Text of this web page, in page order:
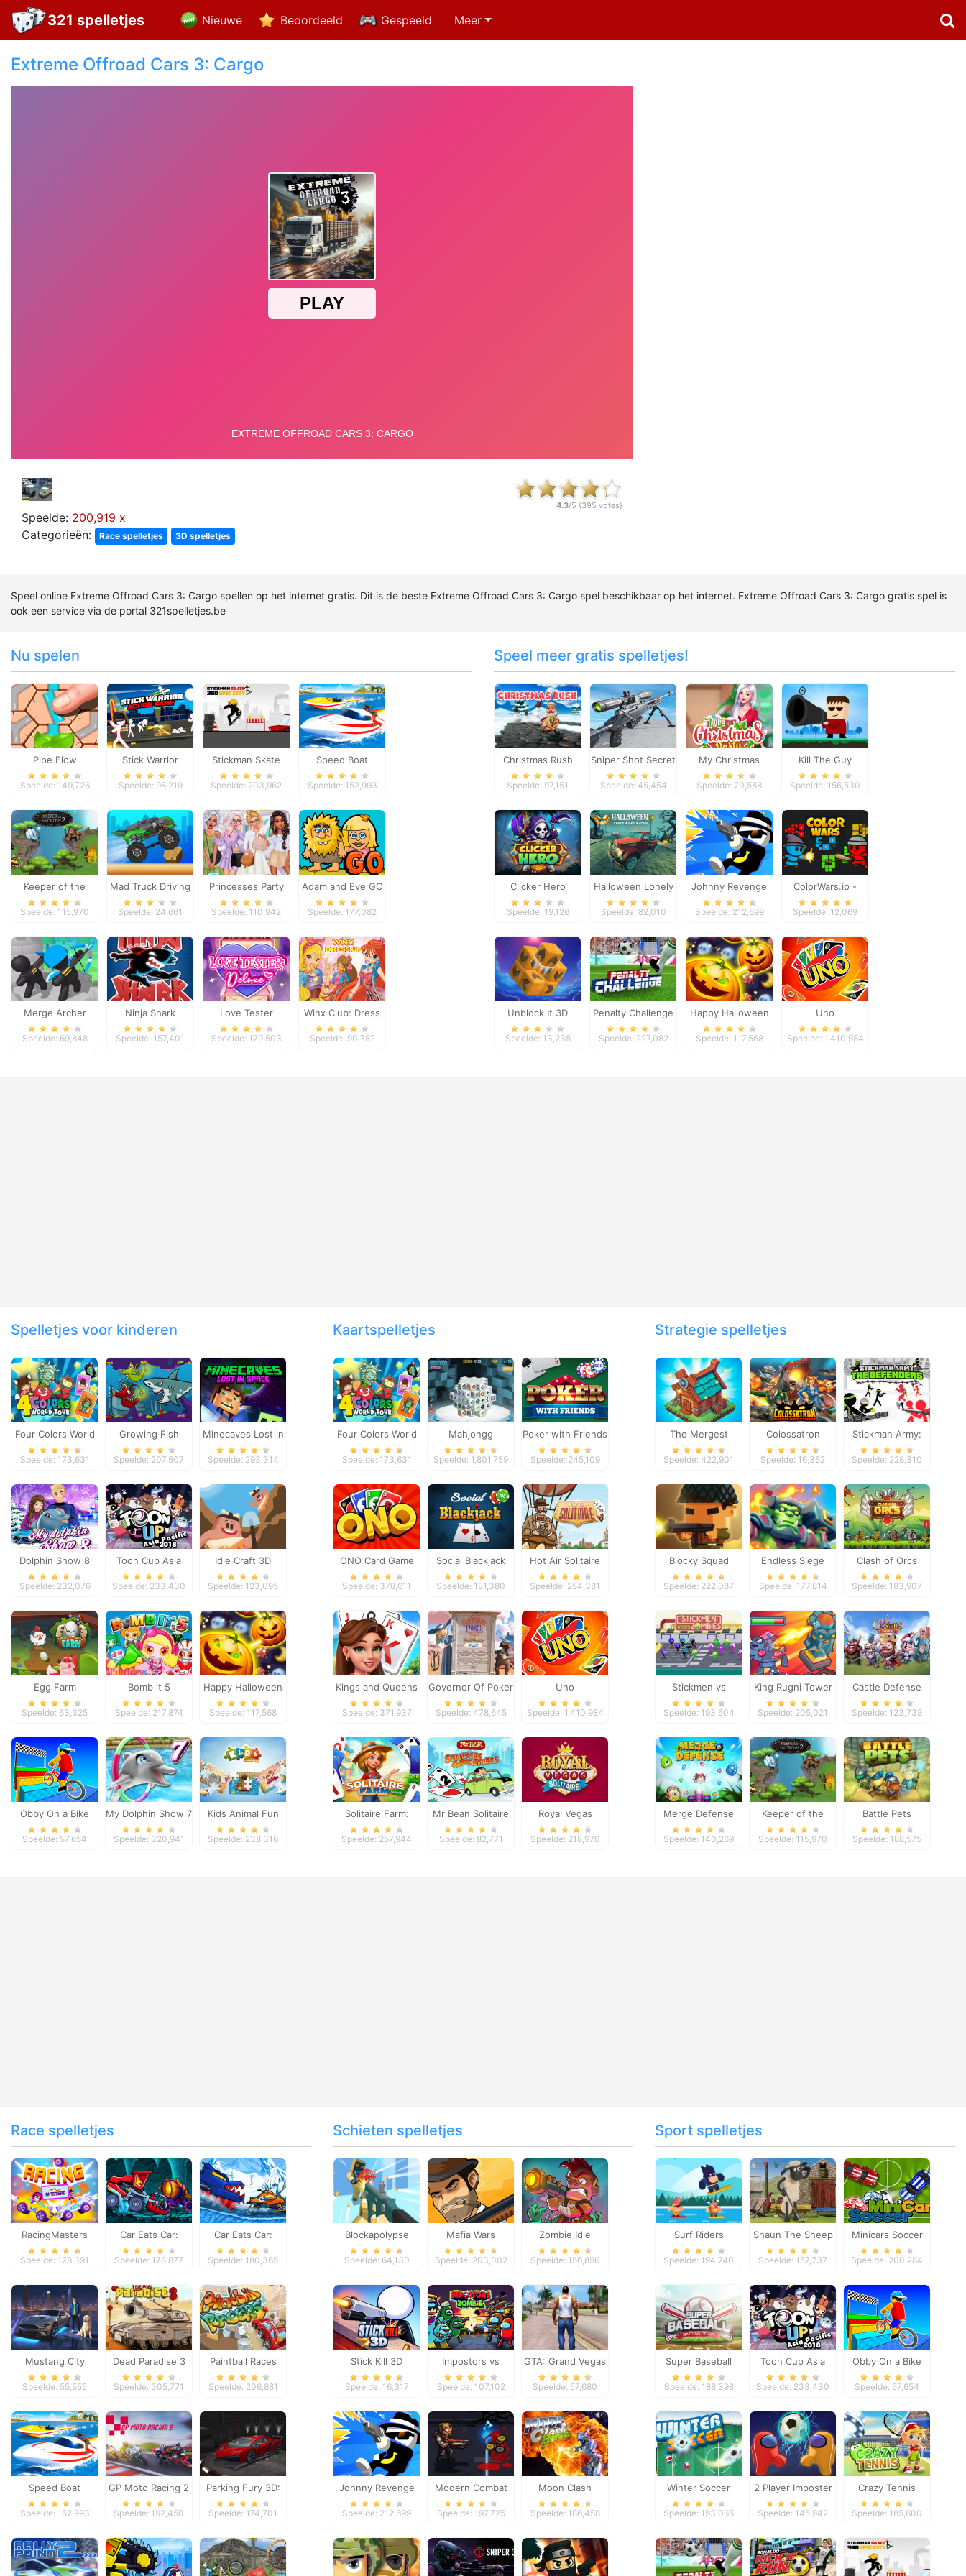
321 spelletjes Nieuwe Beoordeeld Gespeeld Meer
Extreme Offroad Cars 3: Cargo
Speelde: 200,919 x
Categorieën:
Race spelletjes 3D spelletjes
4.3/5 (395 votes)
Speel online Extreme Offroad Cars 3: Cargo spellen op het internet gratis. Dit is de beste Extreme Offroad Cars 3: Cargo spel beschikbaar op het internet. Extreme Offroad Cars 3: Cargo gratis spel is
ook een service via de portal 321spelletjes.be
Nu spelen
Pipe Flow
Speelde: 149,726
Stick Warrior
Action Game
Speelde: 98,219
Stickman Skate
360 Epic City
Speelde: 203,962
Speed Boat
Extreme Racing
Speelde: 152,993
Keeper of the
Grove 2
Speelde: 115,970
Mad Truck Driving
Speelde: 24,661
Princesses Party
Crashers
Speelde: 110,942
Adam and Eve GO
Speelde: 177,082
Merge Archer
Defense
Speelde: 69,848
Ninja Shark
Speelde: 157,401
Love Tester
Deluxe
Speelde: 179,503
Winx Club: Dress
Up
Speelde: 90,782
Speel meer gratis spelletjes!
Christmas Rush
Speelde: 97,151
Sniper Shot Secret
Mission
Speelde: 45,454
My Christmas
Party Prep
Speelde: 70,588
Kill The Guy
Speelde: 156,530
Clicker Hero
Speelde: 19,126
Halloween Lonely
Road Racing
Speelde: 82,010
Johnny Revenge
Speelde: 212,699
ColorWars.io -
Conquest Game
Speelde: 12,069
Unblock It 3D
Speelde: 13,238
Penalty Challenge
Speelde: 227,082
Happy Halloween
Speelde: 117,568
Uno
Speelde: 1,410,984
Spelletjes voor kinderen
Four Colors World
Tour
Speelde: 173,631
Growing Fish
Speelde: 207,507
Minecaves Lost in
Space
Speelde: 293,314
Dolphin Show 8
Speelde: 232,076
Toon Cup Asia
Pacific 2018
Speelde: 233,430
Idle Craft 3D
Speelde: 123,095
Egg Farm
Speelde: 63,325
Bomb it 5
Speelde: 217,874
Happy Halloween
Speelde: 117,568
Obby On a Bike
Speelde: 57,654
My Dolphin Show 7
Speelde: 320,941
Kids Animal Fun
Speelde: 238,316
Kaartspelletjes
Four Colors World
Tour
Speelde: 173,631
Mahjongg
Dimensions
Speelde: 1,801,759
Poker with Friends
Speelde: 245,109
ONO Card Game
Speelde: 378,611
Social Blackjack
Speelde: 181,380
Hot Air Solitaire
Speelde: 254,381
Kings and Queens
Solitaire Tripeaks
Speelde: 371,937
Governor Of Poker
2
Speelde: 478,645
Uno
Speelde: 1,410,984
Solitaire Farm:
Seasons
Speelde: 257,944
Mr Bean Solitaire
Adventures
Speelde: 82,771
Royal Vegas
Solitaire
Speelde: 218,976
Strategie spelletjes
The Mergest
Kingdom
Speelde: 422,901
Colossatron
Speelde: 16,352
Stickman Army:
The Defenders
Speelde: 228,310
Blocky Squad
Speelde: 222,087
Endless Siege
Speelde: 177,814
Clash of Orcs
Speelde: 183,907
Stickmen vs
Zombies
Speelde: 193,604
King Rugni Tower
Defense
Speelde: 205,021
Castle Defense
Speelde: 123,738
Merge Defense
Speelde: 140,269
Keeper of the
Grove 2
Speelde: 115,970
Battle Pets
Speelde: 188,575
Race spelletjes
RacingMasters
Speelde: 178,391
Car Eats Car:
Dungeon
Adventure
Speelde: 178,877
Car Eats Car:
Winter Adventure
Speelde: 180,365
Mustang City
Driver
Speelde: 55,555
Dead Paradise 3
Speelde: 305,771
Paintball Races
Speelde: 206,881
Speed Boat
Extreme Racing
Speelde: 152,993
GP Moto Racing 2
Speelde: 192,450
Parking Fury 3D:
Night Thief
Speelde: 174,701
Schieten spelletjes
Blockapolypse
Zombie Shooter
Speelde: 64,130
Mafia Wars
Speelde: 203,002
Zombie Idle
Defense Online
Speelde: 156,896
Stick Kill 3D
Speelde: 16,317
Impostors vs
Zombies: Survival
Speelde: 107,102
GTA: Grand Vegas
Crime
Speelde: 57,680
Johnny Revenge
Speelde: 212,699
Modern Combat
Defense
Speelde: 197,725
Moon Clash
Heroes
Speelde: 186,458
Sport spelletjes
Surf Riders
Speelde: 194,740
Shaun The Sheep
Baahmy Golf
Speelde: 157,737
Minicars Soccer
Speelde: 200,284
Super Baseball
Speelde: 188,398
Toon Cup Asia
Pacific 2018
Speelde: 233,430
Obby On a Bike
Speelde: 57,654
Winter Soccer
Speelde: 193,065
2 Player Imposter
Soccer
Speelde: 145,942
Crazy Tennis
Speelde: 185,600